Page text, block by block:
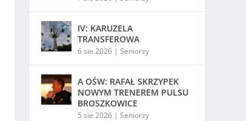
IV: KARUZELA
TRANSFEROWA
6 sie 2026 |Seniorzy
A OŚW: RAFAŁ SKRZYPEK
NOWYM TRENEREM PULSU
BROSZKOWICE
5 sie 2026 |Seniorzy